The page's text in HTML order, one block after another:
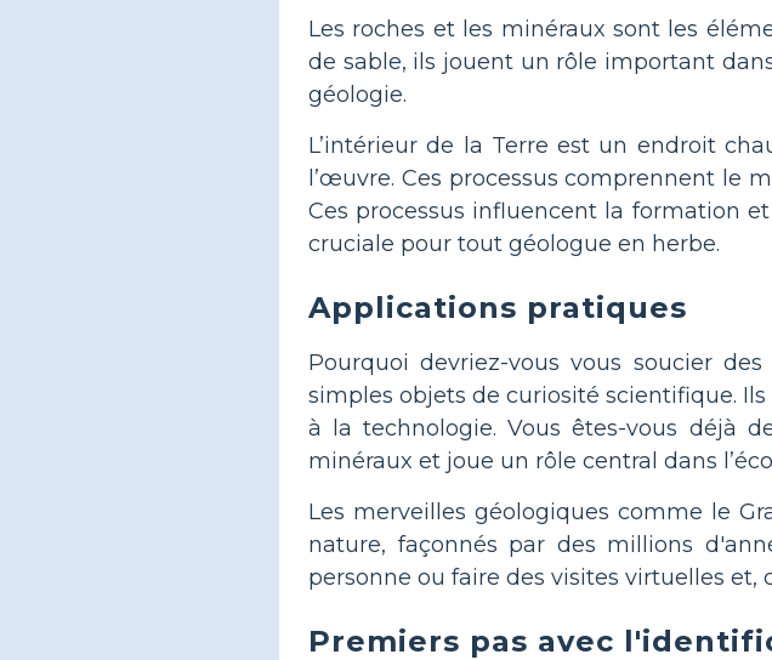
Les roches et les minéraux sont les
de sable, ils jouent un rôle important
géologie.
L’intérieur de la Terre est un endroit
l’œuvre. Ces processus comprennent le
Ces processus influencent la formation
cruciale pour tout géologue en herbe.
Applications pratiques
Pourquoi devriez-vous vous soucier
simples objets de curiosité scientifique.
à la technologie. Vous êtes-vous déjà
minéraux et joue un rôle central dans
Les merveilles géologiques comme le
nature, façonnés par des millions
personne ou faire des visites virtuelles
Premiers pas avec